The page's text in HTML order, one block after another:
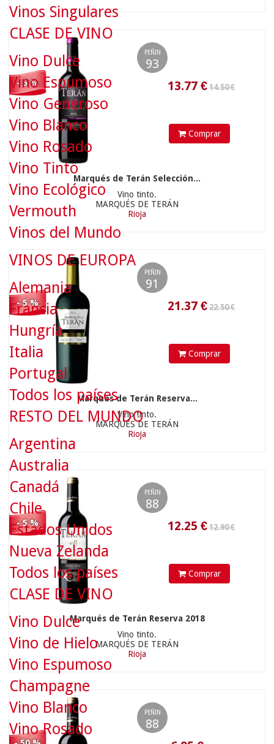
- 5 %
PEÑIN
93
Comprar
Marqués de Terán Selección...
Vino tinto.
MARQUÉS DE TERÁN
Rioja
- 5 %
PEÑIN
91
22.50 €
Comprar
Marqués de Terán Reserva...
Vino tinto.
MARQUÉS DE TERÁN
Rioja
- 5 %
PEÑIN
88
12.25
Comprar
Marqués de Terán Reserva 2018
Vino tinto.
MARQUÉS DE TERÁN
Rioja
PEÑIN
88
6.95€
Vinos Singulares
CLASE DE VINO
Vino Dulce
Vino Espumoso
Vino Generoso
Vino Blanco
Vino Rosado
Vino Tinto
Vino Ecológico
Vermouth
Vinos del Mundo
VINOS DE EUROPA
Alemania
Francia
Hungría
Italia
Portugal
Todos los países
RESTO DEL MUNDO
Argentina
Australia
Canadá
Chile
Estados Unidos
Nueva Zelanda
Todos los países
CLASE DE VINO
Vino Dulce
Vino de Hielo
Vino Espumoso
Champagne
Vino Blanco
Vino Rosado